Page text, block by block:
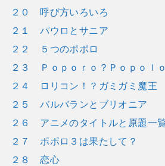
２０ 呼び方いろいろ
２１ パウロとサニア
２２ ５つのポポロ
２３ Ｐｏｐｏｒｏ？Ｐｏｐｏｌ
２４ ロリコン！？ガミガミ魔王
２５ バルバランとブリオニア
２６ アニメのタイトルと原題一
２７ ポポロ３は果たして？
２８ 恋心